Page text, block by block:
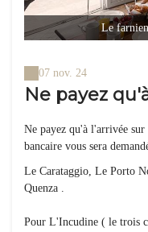
Le
07 nov. 24
Ne payez
Ne payez qu'à l'arrivée
bancaire vous sera
Le Carataggio, Le Porto
Quenza .
Pour L'Incudine ( le trois